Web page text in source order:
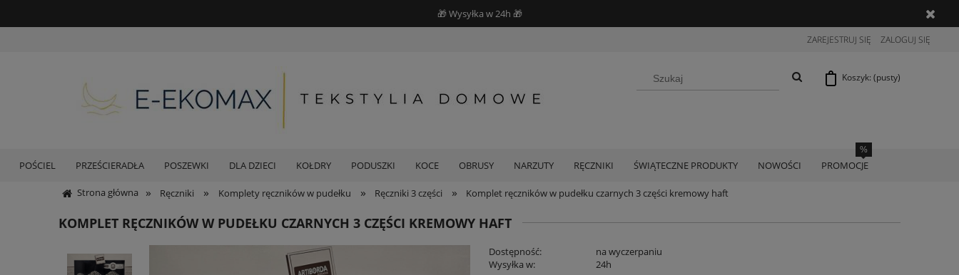
🎁 Wysyłka w 24h 🎁
ZAREJESTRUJ SIĘ ZALOGUJ SIĘ
Koszyk: (pusty)
POŚCIEL PRZEŚCIERADŁA POSZEWKI DLA DZIECI KOŁDRY PODUSZKI KOCE OBRUSY NARZUTY RĘCZNIKI ŚWIĄTECZNE PRODUKTY NOWOŚCI PROMOCJE
Strona główna » Ręczniki » Komplety ręczników w pudełku » Ręczniki 3 części » Komplet ręczników w pudełku czarnych 3 części kremowy haft
KOMPLET RĘCZNIKÓW W PUDEŁKU CZARNYCH 3 CZĘŚCI KREMOWY HAFT
Dostępność:
na wyczerpaniu
Wysyłka w:
24h